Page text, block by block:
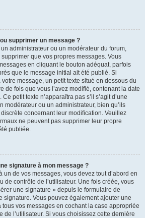
supprimer un message ?
administrateur ou un modérateur du forum,
que vos propres messages. Vous
en cliquant le bouton adéquat, parfois
que le message initial ait été publié. Si
message, un petit texte situé en dessous du
de fois que vous l’avez modifié, contenant la date
petit texte n’apparaîtra pas s’il s’agit d’une
modérateur ou un administrateur, bien qu’ils
concernant leur modification. Veuillez
ne peuvent pas supprimer leur propre
publiée.
signature à mon message ?
un de vos messages, vous devez tout d’abord en
de contrôle de l’utilisateur. Une fois créée, vous
une signature » depuis le formulaire de
signature. Vous pouvez également ajouter une
vos messages en cochant la case appropriée
de l’utilisateur. Si vous choisissez cette dernière